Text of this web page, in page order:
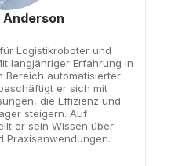
Anderson
Logistikroboter und
langjähriger Erfahrung in
Bereich automatisierter
er sich mit
die Effizienz und
steigern. Auf
er sein Wissen über
Praxisanwendungen.